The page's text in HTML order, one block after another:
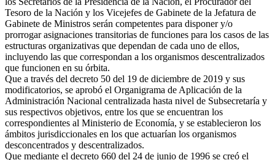
Tesoro de la Nación y los Vicejefes de Gabinete de la Jefatura de
Gabinete de Ministros serán competentes para disponer y/o
prorrogar asignaciones transitorias de funciones para los casos de las
estructuras organizativas que dependan de cada uno de ellos,
incluyendo las que correspondan a los organismos descentralizados
que funcionen en su órbita.
Que a través del decreto 50 del 19 de diciembre de 2019 y sus
modificatorios, se aprobó el Organigrama de Aplicación de la
Administración Nacional centralizada hasta nivel de Subsecretaría y
sus respectivos objetivos, entre los que se encuentran los
correspondientes al Ministerio de Economía, y se establecieron los
ámbitos jurisdiccionales en los que actuarían los organismos
desconcentrados y descentralizados.
Que mediante el decreto 660 del 24 de junio de 1996 se creó el